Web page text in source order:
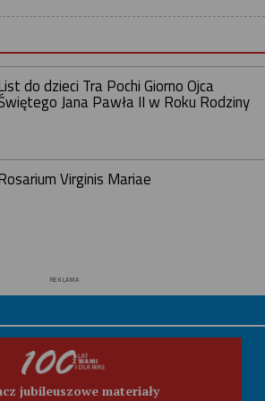
do dzieci Tra Pochi Giorno Ojca
Jana Pawła II w Roku Rodziny
Virginis Mariae
REKLAMA
jubileuszowe materiały